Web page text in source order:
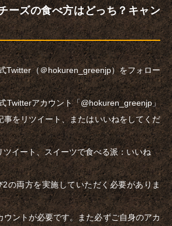
ーズの食べ方はどっち？キャン
Twitter（＠hokuren_greenjp）をフォロー
Twitterアカウント「@hokuren_greenjp」
事をリツイート、またはいいねをしてくだ
イート、スイーツで食べる派：いいね
の両方を実施していただく必要がありま
ントが必要です。また必ずご自身のアカ